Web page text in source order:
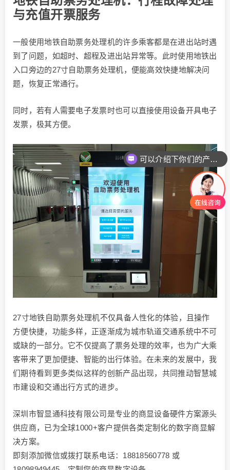
与充值开票服务
一般使用地铁自助票务处理机的许多乘客都是在进出站时遇
到了问题，如超时、超程及进出站异常等。此时使用地铁出
入口旁边的27寸自助票务处理机，便能高效快捷地解决问
题，恢复正常通行。
同时，若有人需要电子发票时也可以直接使用设备开具电子
发票，极其方便。
27寸地铁自助票务处理机不仅具备人性化的体验，且操作
方便快捷，功能多样，正逐渐成为城市轨道交通系统中不可
或缺的一部分。它不仅提高了票务处理的效率，也为广大乘
客带来了更加便捷、智能的出行体验。在未来的发展中，我
们期待看到更多类似这样的创新产品出现，共同推动智慧城
市建设和交通出行方式的进步。
深圳市智显通科技有限公司是专业的商显设备硬件方案源头
供应商，已为全球1000+客户提供各类定制化的数字商显解
决方案。
即刻添加微信或拨打联系电话：18818560778 或
你们是怎么收费的呢